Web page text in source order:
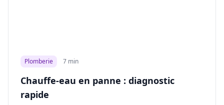
Plomberie 7 min
Chauffe-eau en panne : diagnostic
rapide